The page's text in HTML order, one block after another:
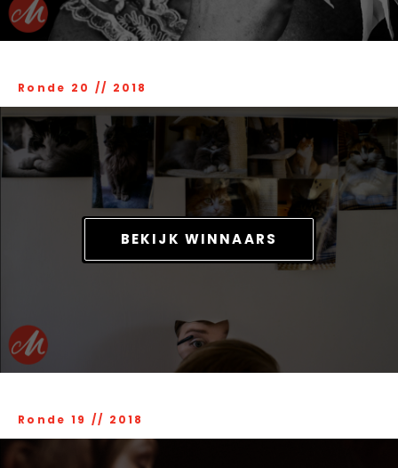
Ronde 20 // 2018
BEKIJK WINNAARS
Ronde 19 // 2018